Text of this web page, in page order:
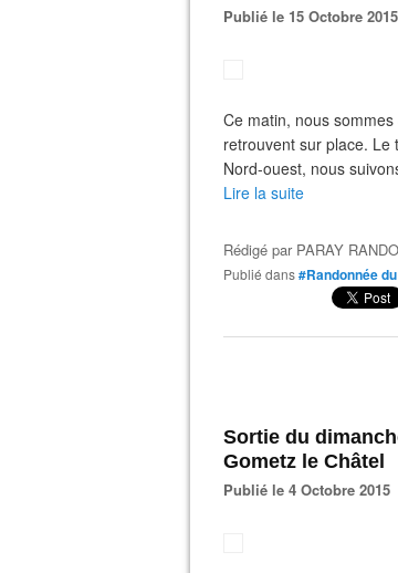
Publié le 15 Octobre 2015
Ce matin, nous
retrouvent sur place. Le
Nord-ouest, nous
Lire la suite
Rédigé par PARAY RANDO
Publié dans#Randonnée
Sortie du
Gometz le Châtel
Publié le 4 Octobre 2015